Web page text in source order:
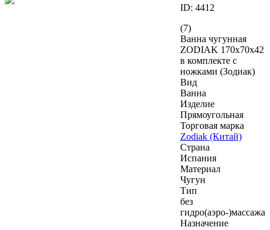
ID: 4412
(7)
Ванна чугунная
ZODIAK 170x70х42
в комплекте с
ножками (Зодиак)
Вид
Ванна
Изделие
Прямоугольная
Торговая марка
Zodiak (Китай)
Страна
Испания
Материал
Чугун
Тип
без
гидро(аэро-)массажа
Назначение